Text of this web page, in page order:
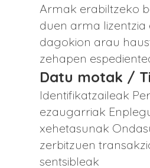
Armak erabiltzeko
duen arma
dagokion arau
zehapen
Datu motak /
Identifikatzaileak
ezaugarriak
xehetasunak
zerbitzuen
sentsibleak